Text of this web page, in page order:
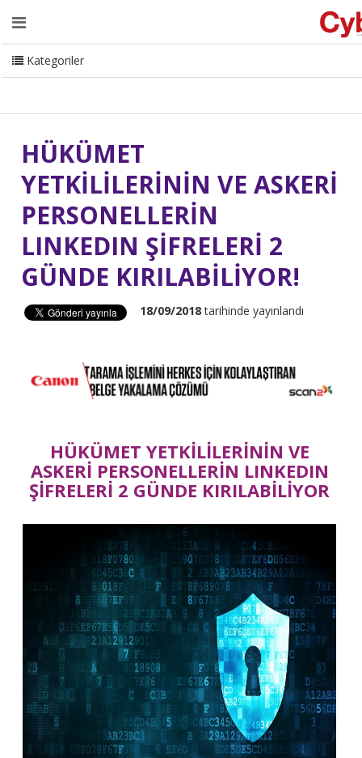
Ana Sayfa
Yazarlar
Danışmanlık
ISC Turkey Sizden Gelenler
İletişim
CyberMag Logo
Kategoriler
HÜKÜMET
YETKİLİLERİNİN VE ASKERİ
PERSONELLERİN
LINKEDIN ŞİFRELERİ 2
GÜNDE KIRILABİLİYOR!
18/09/2018tarihinde yayınlandı
HÜKÜMET YETKİLİLERİNİN VE
ASKERİ PERSONELLERİN LINKEDIN
ŞİFRELERİ 2 GÜNDE KIRILABİLİYOR